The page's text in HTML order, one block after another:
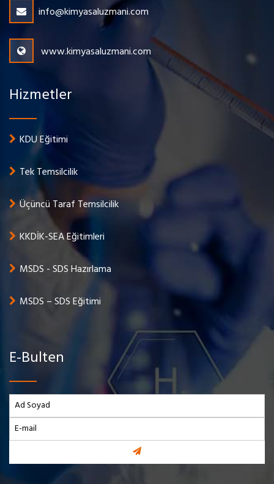
info@kimyasaluzmani.com
www.kimyasaluzmani.com
Hizmetler
KDU Eğitimi
Tek Temsilcilik
Üçüncü Taraf Temsilcilik
KKDİK-SEA Eğitimleri
MSDS - SDS Hazırlama
MSDS – SDS Eğitimi
E-Bulten